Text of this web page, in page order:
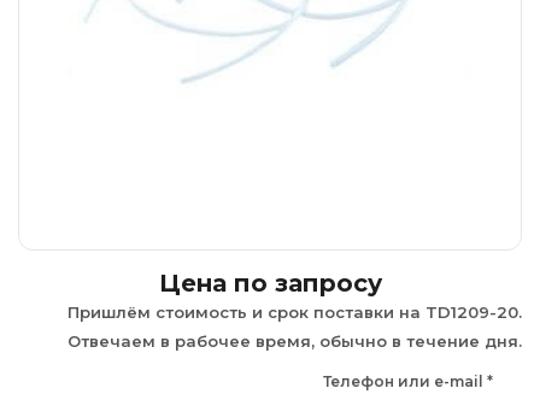
Цена по запросу
Пришлём стоимость и срок поставки на TD1209-20.
Отвечаем в рабочее время, обычно в течение дня.
Телефон или e-mail *